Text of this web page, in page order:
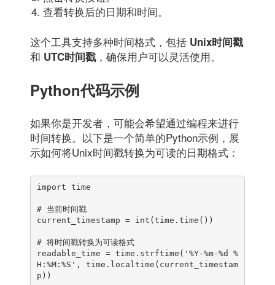
查看转换后的日期和时间。
这个工具支持多种时间格式，包括 Unix时间戳
和 UTC时间戳，确保用户可以灵活使用。
Python代码示例
如果你是开发者，可能会希望通过编程来进行
时间转换。以下是一个简单的Python示例，展
示如何将Unix时间戳转换为可读的日期格式：
import time
# 当前时间戳
current_timestamp = int(time.time())
# 将时间戳转换为可读格式
readable_time = time.strftime('%Y-%m-%d %
H:%M:%S', time.localtime(current_timestam
p))